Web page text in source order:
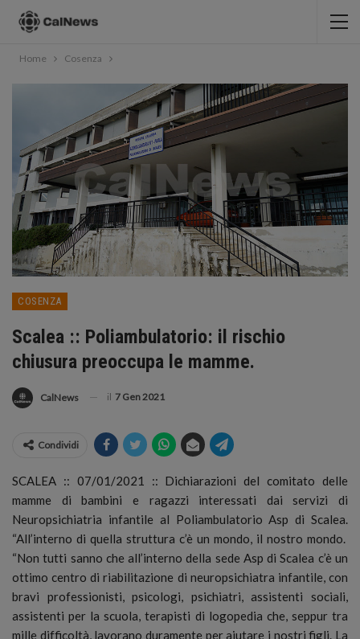
Home Cosenza
COSENZA
Scalea :: Poliambulatorio: il rischio
chiusura preoccupa le mamme.
CalNews il 7 Gen 2021
Condividi
SCALEA :: 07/01/2021 :: Dichiarazioni del comitato delle
mamme di bambini e ragazzi interessati dai servizi di
Neuropsichiatria infantile al Poliambulatorio Asp di Scalea.
“All’interno di quella struttura c’è un mondo, il nostro mondo.
“Non tutti sanno che all’interno della sede Asp di Scalea c’è un
ottimo centro di riabilitazione di neuropsichiatra infantile, con
bravi professionisti, psicologi, psichiatri, assistenti sociali,
assistenti per la scuola, terapisti di logopedia che, seppur tra
mille difficoltà, lavorano duramente per aiutare i nostri figli. La